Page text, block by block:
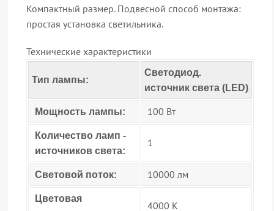
Компактный размер. Подвесной способ монтажа:
простая установка светильника.
Технические характеристики
Тип лампы:
Светодиод.
источник света (LED)
Мощность лампы: 100 Вт
Количество ламп -
источников света:
1
Световой поток: 10000 лм
Цветовая
4000 К